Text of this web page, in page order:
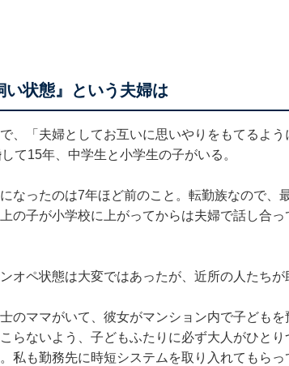
状態』という夫婦は
、「夫婦としてお互いに思いやりをもてるよ
て15年、中学生と小学生の子がいる。
なったのは7年ほど前のこと。転勤族なので、
の子が小学校に上がってからは夫婦で話し合
オペ状態は大変ではあったが、近所の人たちが
のママがいて、彼女がマンション内で子どもを
らないよう、子どもふたりに必ず大人がひと
私も勤務先に時短システムを取り入れてもら